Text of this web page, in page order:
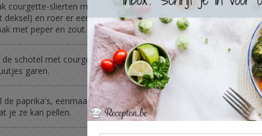
courgette-slierten met een spiraalsnijder. Doe ze in een
deksel) en roer er een beetje olijfolie door. Breng voldoende op
met peper en zout.
de schotel met courgetti af en schuif bij in de oven. Laat
garen.
de paprika's, eenmaal helemaal zwart, uit de oven. Laat afkoelen
je ze kan pellen.